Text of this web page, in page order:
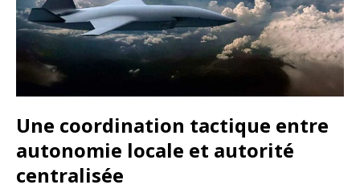
Une coordination tactique entre
autonomie locale et autorité
centralisée